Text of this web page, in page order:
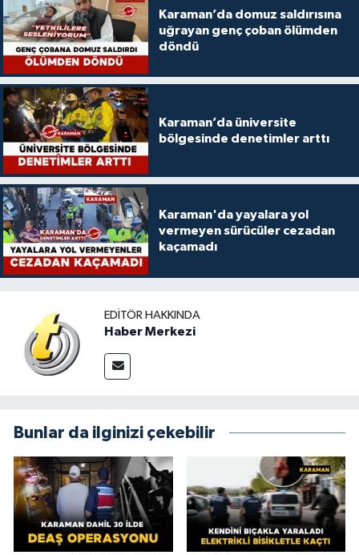
Karaman’da domuz saldırısına
uğrayan genç çoban ölümden
döndü
Karaman’da üniversite
bölgesinde denetimler arttı
Karaman'da yayalara yol
vermeyen sürücüler cezadan
kaçamadı
EDITÖR HAKKINDA
Haber Merkezi
Bunlar da ilginizi çekebilir